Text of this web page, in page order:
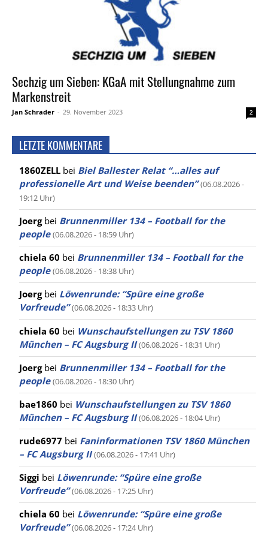
Sechzig um Sieben: KGaA mit Stellungnahme zum
Markenstreit
Jan Schrader - 29. November 2023 2
LETZTE KOMMENTARE
1860ZELL bei Biel Ballester Relat “…alles auf
professionelle Art und Weise beenden” (06.08.2026 -
19:12 Uhr)
Joergbei Brunnenmiller 134 – Football for the
people (06.08.2026 - 18:59 Uhr)
chiela 60 bei Brunnenmiller 134 – Football for the
people (06.08.2026 - 18:38 Uhr)
Joergbei Löwenrunde: “Spüre eine große
Vorfreude” (06.08.2026 - 18:33 Uhr)
chiela 60 bei Wunschaufstellungen zu TSV 1860
München – FC Augsburg II (06.08.2026 - 18:31 Uhr)
Joergbei Brunnenmiller 134 – Football for the
people (06.08.2026 - 18:30 Uhr)
bae1860 bei Wunschaufstellungen zu TSV 1860
München – FC Augsburg II (06.08.2026 - 18:04 Uhr)
rude6977 bei Faninformationen TSV 1860 München
– FC Augsburg II (06.08.2026 - 17:41 Uhr)
Siggi bei Löwenrunde: “Spüre eine große
Vorfreude” (06.08.2026 - 17:25 Uhr)
chiela 60 bei Löwenrunde: “Spüre eine große
Vorfreude” (06.08.2026 - 17:24 Uhr)